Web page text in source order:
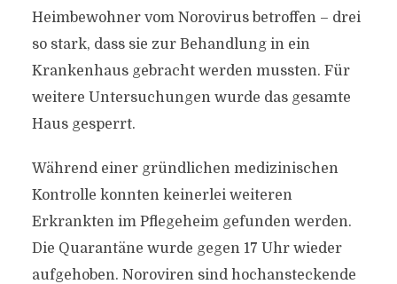
Heimbewohner vom Norovirus betroffen – drei
so stark, dass sie zur Behandlung in ein
Krankenhaus gebracht werden mussten. Für
weitere Untersuchungen wurde das gesamte
Haus gesperrt.
Während einer gründlichen medizinischen
Kontrolle konnten keinerlei weiteren
Erkrankten im Pflegeheim gefunden werden.
Die Quarantäne wurde gegen 17 Uhr wieder
aufgehoben. Noroviren sind hochansteckende